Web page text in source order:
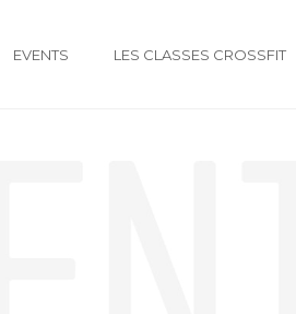
EVENTS LES CLASSES CROSSFIT